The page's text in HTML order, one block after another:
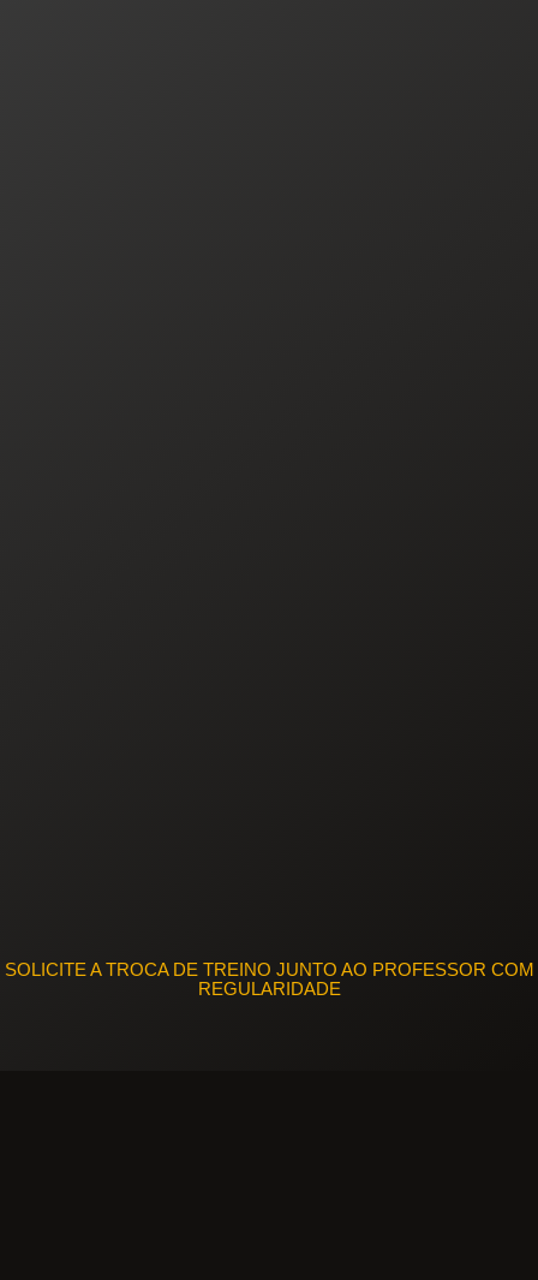
SOLICITE A TROCA DE TREINO JUNTO AO PROFESSOR COM
REGULARIDADE